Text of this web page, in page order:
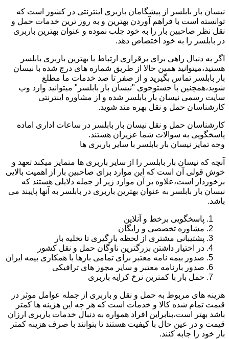
نیسان بار بابلسر از پیشگامان باربری اینترنتی در کشور است که
توانسته است با فراهم آوردن بهترین و به روز ترین خدمات حمل و
نقل نظر صاحبین بار را به خود جلب نموده و عنوان بهترین باربری
در بابلسر را به خود اختصاص دهد.
اگر به دنبال راهی برای برقراری ارتباط با بهترین باربری بابلسر
هستید،میتوانید همین حالا از طریق شماره های درج شده با نیسان
بار بابلسر تماس بگیرید و از صفر تا صد خدمات ما مطلع
شوید،همچنین با جستوجوی "نیسان بار بابلسر" میتوانید وارد وب
سایت رسمی نیسان بار بابلسر شده و از مشاوره اینترنتی
کارشناسان حمل و نقل بهره مند شوید.
کارشناسان حمل و نقل نیسان بار بابلسر در ساعات اداری اماده
پاسخگویی به سوالات شما عزیران هستند.
وجه تمایز نیسان بار بابلسر با سایر باربری ها
آنچه که نیسان بار بابلسر را از سایر باربری ها متمایز میکند تعهد و
خوش قولی آن است که این موارد برای صاحبین بار از اهمیت بالایی
برخوردار است،علاوه بر آن موارد زیر از جمله دلایلی هستند که
نیسان بار بابلسر به عنوان بهترین باربری در بابلسر به آنها پایبند می
باشد.
پاسخگویی برخط و آنلاین
مشاوره تخصصی و رایگان
پشتیبانی مشتری از لحظه بارگیری تا تخلیه بار
در اختیار داشتن بزرگترین ناوگان حمل و نقل کشور
صدور بیمه نامه معتبر برای تمامی بارها با همکاری بیمه ایران
صدور بارنامه معتبر و سایر مجوز های ترافیکی
حمل بار با کمترین نرخ کرایه باربری
هزینه های مربوط به حمل و نقل و باربری از جمله عوامل موثر در
قیمت تمام شده کالا و خدمات است که هر چه این هزینه ها کمتر
باشد بهتر است،بنابراین افراد همواره به دنبال خدمات باربری ارزان
قیمت و در عین حال با کیفیت هستند تا بتوانند با صرف هزینه کمتر
بار خود را جابه کنند.